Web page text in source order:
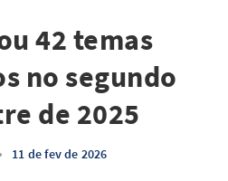
42 temas
no segundo
de 2025
11 de fev de 2026